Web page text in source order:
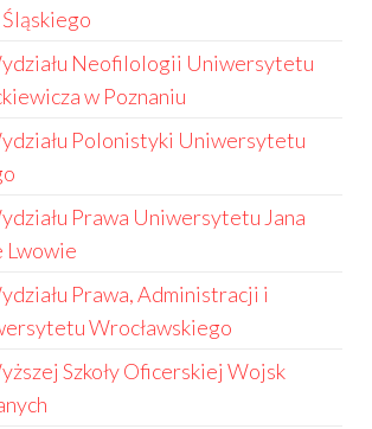
Neofilologii Uniwersytetu
w Poznaniu
Polonistyki Uniwersytetu
Prawa Uniwersytetu Jana
Lwowie
Prawa, Administracji i
Wrocławskiego
Szkoły Oficerskiej Wojsk